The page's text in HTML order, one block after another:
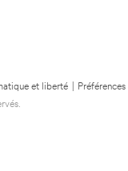
et liberté